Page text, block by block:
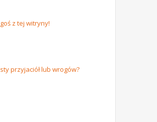
z tej witryny!
przyjaciół lub wrogów?